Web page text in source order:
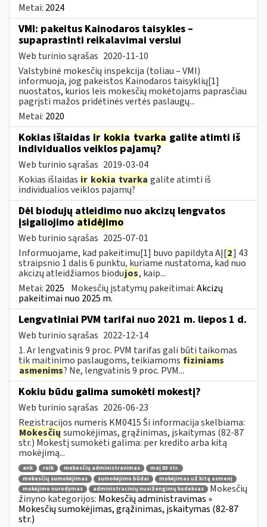
Metai: 2024
VMI: pakeitus Kainodaros taisykles –
supaprastinti reikalavimai verslui
Web turinio sąrašas 2020-11-10
Valstybinė mokesčių inspekcija (toliau – VMI)
informuoja, jog pakeistos Kainodaros taisyklių[1]
nuostatos, kurios leis mokesčių mokėtojams paprasčiau
pagrįsti mažos pridėtinės vertės paslaugų...
Metai: 2020
Kokias išlaidas ir kokia tvarka galite atimti iš
individualios veiklos pajamų?
Web turinio sąrašas 2019-03-04
Kokias išlaidas ir kokia tvarka galite atimti iš
individualios veiklos pajamų?
Dėl biodujų atleidimo nuo akcizų lengvatos
įsigaliojimo atidėjimo
Web turinio sąrašas 2025-07-01
Informuojame, kad pakeitimu[1] buvo papildyta AĮ[2] 43
straipsnio 1 dalis 6 punktu, kuriame nustatoma, kad nuo
akcizų atleidžiamos biodujos, kaip...
Metai: 2025 Mokesčių įstatymų pakeitimai:Akcizų
pakeitimai nuo 2025 m.
Lengvatiniai PVM tarifai nuo 2021 m. liepos 1 d.
Web turinio sąrašas 2022-12-14
1. Ar lengvatinis 9 proc. PVM tarifas gali būti taikomas
tik maitinimo paslaugoms, teikiamoms fiziniams
asmenims? Ne, lengvatinis 9 proc. PVM...
Kokiu būdu galima sumokėti mokestį?
Web turinio sąrašas 2026-06-23
Registracijos numeris KM0415 Ši informacija skelbiama:
Mokesčių sumokėjimas, grąžinimas, įskaitymas (82-87
str.) Mokestį sumokėti galima: per kredito arba kitą
mokėjimą...
ank roik mokesčių administravimas
maį 83 str.
mokesčių sumokėjimas
sumokėjimo būdai
mokėjimas už kitą asmenį
mokėjimo nurodymas
administracinių nusižengimų kodeksas
Mokesčių
žinyno kategorijos: Mokesčių administravimas »
Mokesčių sumokėjimas, grąžinimas, įskaitymas (82-87
str.)